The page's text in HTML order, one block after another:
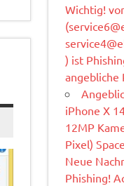
Wichtig!
(
) ist
angebliche
iPhone X
12MP
Pixel)
Neue
Phishing!